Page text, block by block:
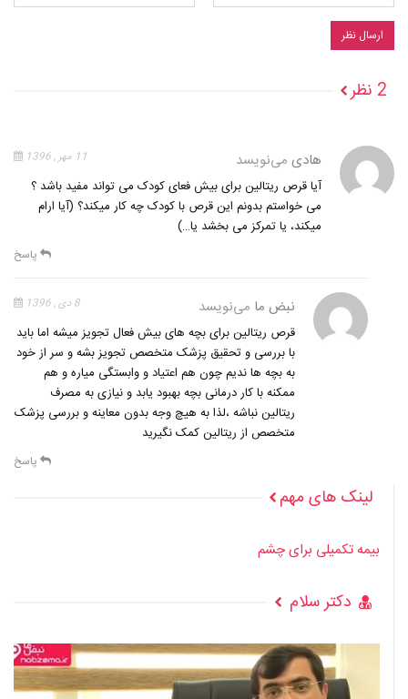
2 نظر
هادی می‌نویسد 11 مهر , 1396
آیا قرص ریتالین برای بیش فعای کودک می تواند مفید باشد ؟
می خواستم بدونم این قرص با کودک چه کار میکند؟ (آیا ارام
میکند، یا تمرکز می بخشد یا…)
پاسخ
نبض ما می‌نویسد 8 دی , 1396
قرص ریتالین برای بچه های بیش فعال تجویز میشه اما باید
با بررسی و تحقیق پزشک متخصص تجویز بشه و سر از خود
به بچه ها ندیم چون هم اعتیاد و وابستگی میاره و هم
ممکنه با کار درمانی بچه بهبود یابد و نیازی به مصرف
ریتالین نباشه ،لذا به هیچ وجه بدون معاینه و بررسی پزشک
متخصص از ریتالین کمک نگیرید
پاسخ
لینک های مهم
بیمه تکمیلی برای چشم
دکتر سلام